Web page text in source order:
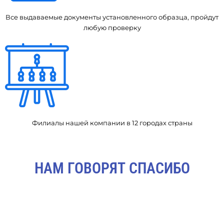
Все выдаваемые документы установленного образца, пройдут
любую проверку
Филиалы нашей компании в 12 городах страны
НАМ ГОВОРЯТ СПАСИБО